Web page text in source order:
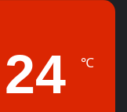
24 ℃